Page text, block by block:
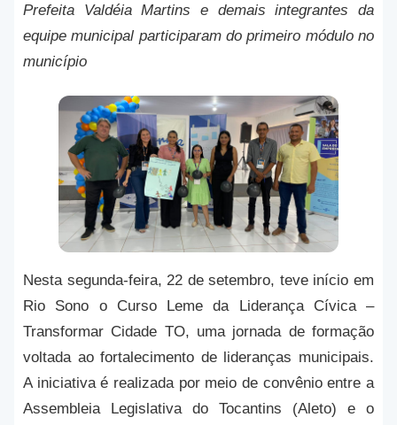
Prefeita Valdéia Martins e demais integrantes da
equipe municipal participaram do primeiro módulo no
município
Nesta segunda-feira, 22 de setembro, teve início em
Rio Sono o Curso Leme da Liderança Cívica –
Transformar Cidade TO, uma jornada de formação
voltada ao fortalecimento de lideranças municipais.
A iniciativa é realizada por meio de convênio entre a
Assembleia Legislativa do Tocantins (Aleto) e o